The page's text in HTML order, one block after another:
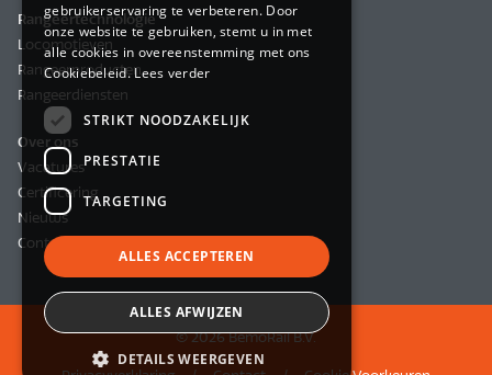
Rangeertechnologie
Locomotieven
Rangeerproducten
Rangeerdiensten
Over ons
Vacatures
Certificering
Nieuws
Contact
© 2026 BemoRail B.V.
gebruikerservaring te verbeteren. Door
onze website te gebruiken, stemt u in met
alle cookies in overeenstemming met ons
Cookiebeleid.Lees verder
STRIKT NOODZAKELIJK
PRESTATIE
TARGETING
ALLES ACCEPTEREN
ALLES AFWIJZEN
DETAILS WEERGEVEN